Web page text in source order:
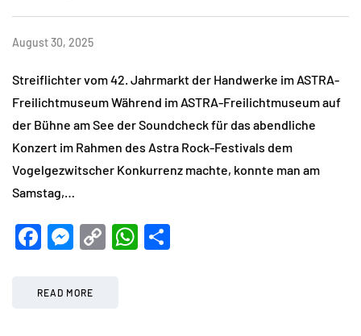
August 30, 2025
Streiflichter vom 42. Jahrmarkt der Handwerke im ASTRA-
Freilichtmuseum Während im ASTRA-Freilichtmuseum auf
der Bühne am See der Soundcheck für das abendliche
Konzert im Rahmen des Astra Rock-Festivals dem
Vogelgezwitscher Konkurrenz machte, konnte man am
Samstag,…
Facebook
Messenger
CopyWhatsApp
READ MORE